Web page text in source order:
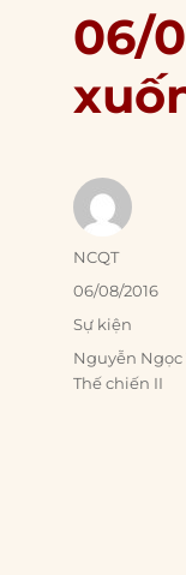
06/
Author
NCQT
Posted
06/08/2016
Categories
Sự kiện
Tags
Nguyễn
Thế chiến II